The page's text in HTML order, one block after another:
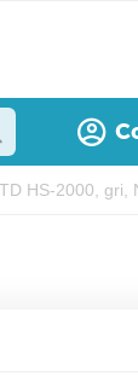
HS-2000, gri,